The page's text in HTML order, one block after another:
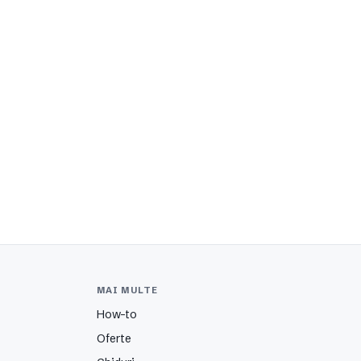
MAI MULTE
How-to
Oferte